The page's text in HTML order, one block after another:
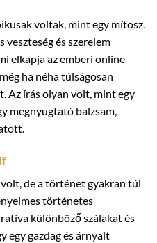
voltak, mint egy mítosz.
veszteség és szerelem
elkapja az emberi online
ha néha túlságosan
Az írás olyan volt, mint egy
megnyugtató balzsam,
de a történet gyakran túl
történetes
különböző szálakat és
egy gazdag és árnyalt